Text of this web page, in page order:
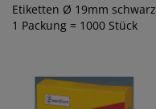
Etiketten Ø 19mm schwarz
1 Packung = 1000 Stück